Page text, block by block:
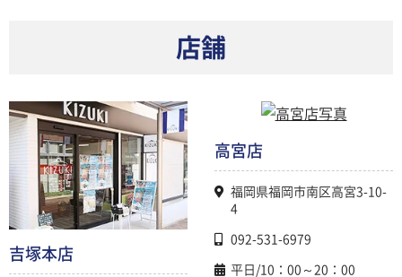
店舗
吉塚本店
高宮店
福岡県福岡市南区高宮3-10-
4
092-531-6979
平日/10：00～20：00